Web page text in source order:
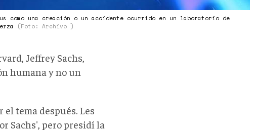
como una creación o un accidente ocurrido en un laboratorio de
(Foto: Archivo )
Jeffrey Sachs,
humana y no un
tema después. Les
Sachs', pero presidí la